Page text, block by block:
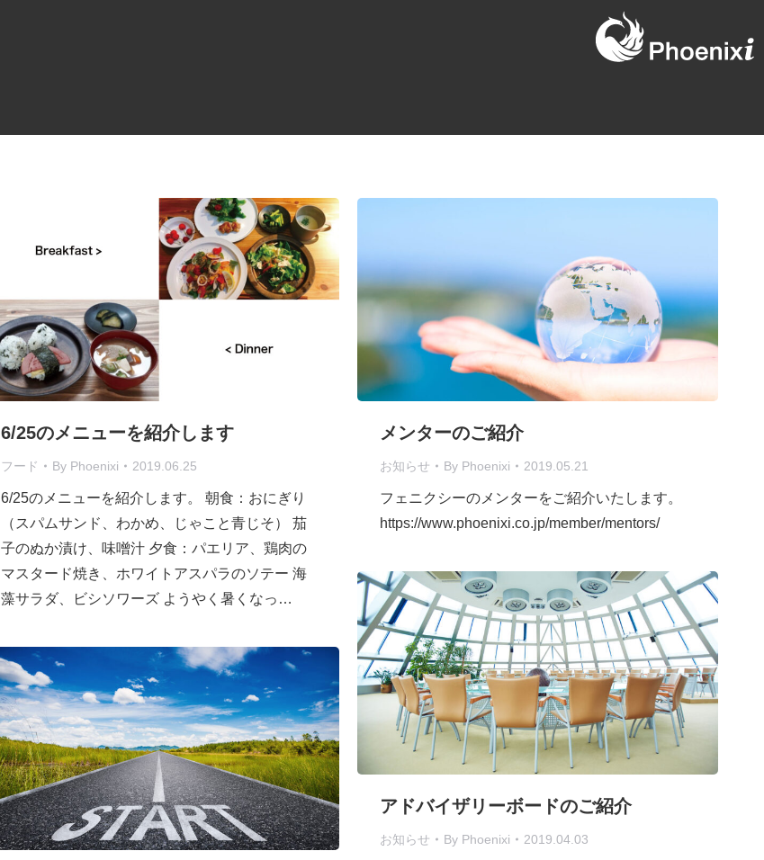
6/25のメニューを紹介します
フード By Phoenixi 2019.06.25
6/25のメニューを紹介します。 朝食：おにぎり
（スパムサンド、わかめ、じゃこと青じそ） 茄
子のぬか漬け、味噌汁 夕食：パエリア、鶏肉の
マスタード焼き、ホワイトアスパラのソテー 海
藻サラダ、ビシソワーズ ようやく暑くなっ…
メンターのご紹介
お知らせ By Phoenixi 2019.05.21
フェニクシーのメンターをご紹介いたします。
https://www.phoenixi.co.jp/member/mentors/
アドバイザリーボードのご紹介
お知らせ By Phoenixi 2019.04.03